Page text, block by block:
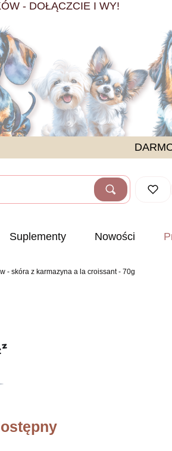
- DOŁĄCZCIE I WY!
WyczyśćSzukaj
Suplementy Nowości
- skóra z karmazyna a la croissant - 70g